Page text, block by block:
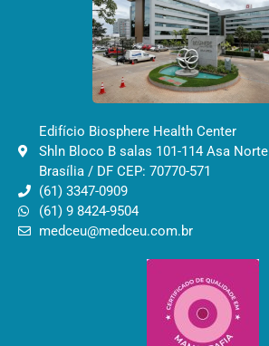
Edifício Biosphere Health Center
Shln Bloco B salas 101-114 Asa Norte
Brasília / DF CEP: 70770-571
(61) 3347-0909
(61) 9 8424-9504
medceu@medceu.com.br